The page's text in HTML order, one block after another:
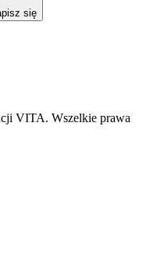
się
VITA. Wszelkie prawa